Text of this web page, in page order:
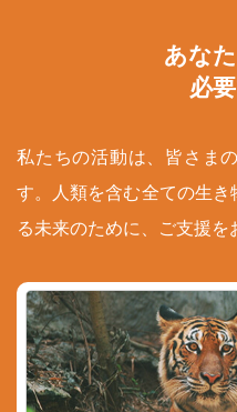
あな
必
私たちの活動は、皆さま
す。人類を含む全ての生
る未来のために、ご支援を